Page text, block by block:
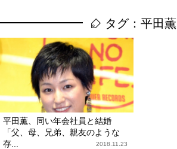
タグ：平田薫
平田薫、同い年会社員と結婚
「父、母、兄弟、親友のような
存...
2018.11.23